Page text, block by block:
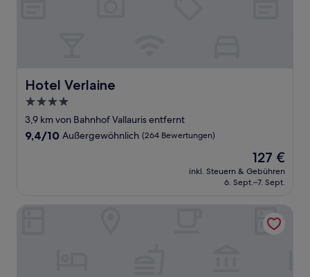
Hotel Verlaine
Hotel Verlaine
4.0-
Sterne-
Unterkunft
3,9 km von Bahnhof Vallauris entfernt
9.4
9,4/10 Außergewöhnlich (264 Bewertungen)
Der
Preis
beträgt
127 €
inkl. Steuern & Gebühren
6. Sept.–7. Sept.
Hôtel Martinez, in The Unbound Collection by Hyatt